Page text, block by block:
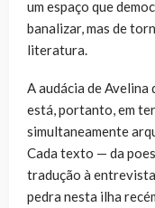
um espaço que
banalizar, mas de
literatura.
A audácia de Avelina
está, portanto, em
simultaneamente
Cada texto — da
tradução à
pedra nesta ilha